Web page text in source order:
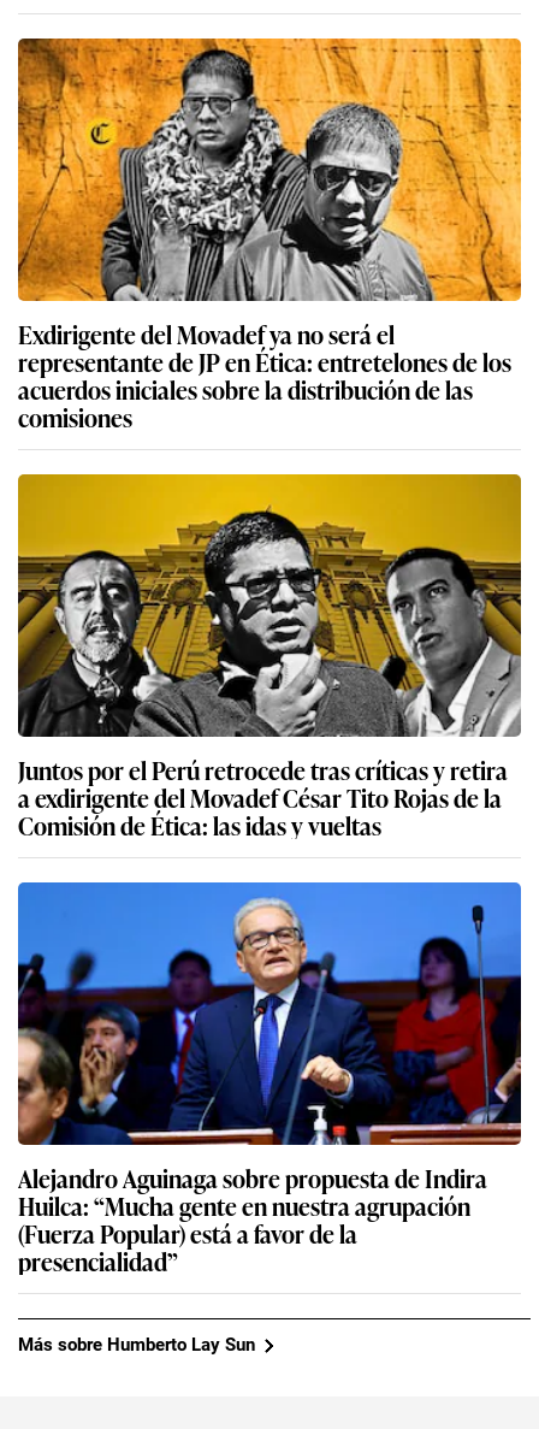
Exdirigente del Movadef ya no será el
representante de JP en Ética: entretelones de los
acuerdos iniciales sobre la distribución de las
comisiones
Juntos por el Perú retrocede tras críticas y retira
a exdirigente del Movadef César Tito Rojas de la
Comisión de Ética: las idas y vueltas
Alejandro Aguinaga sobre propuesta de Indira
Huilca: “Mucha gente en nuestra agrupación
(Fuerza Popular) está a favor de la
presencialidad”
Más sobre Humberto Lay Sun